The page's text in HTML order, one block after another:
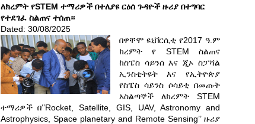
ለክረምት የSTEM ተማሪዎች በተለያዩ ርዕሰ ጉዳዮች ዙሪያ በተግባር
የተደገፈ ስልጠና ተሰጠ።
Dated: 30/08/2025
በዋቸሞ ዩኒቨርሲቲ የ2017 ዓ.ም
ክረምት የ STEM ስልጠና
ከስፔስ ሳይንሰ እና ጂኦ ስፓሻል
ኢንስቲትዩት እና የኢትዮጵያ
የስፔስ ሳይንስ ሶሳይቲ በመጡት
አስልጣኞች ለክረምት STEM
ተማሪዎች በ‘’Rocket, Satellite, GIS, UAV, Astronomy and
Astrophysics, Space planetary and Remote Sensing’’ ዙሪያ